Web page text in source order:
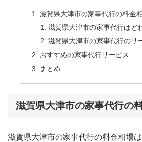
滋賀県大津市の家事代行の料金
滋賀県大津市の家事代行はど
滋賀県大津市の家事代行のサ
おすすめの家事代行サービス
まとめ
滋賀県大津市の家事代行の
滋賀県大津市の家事代行の料金相場は